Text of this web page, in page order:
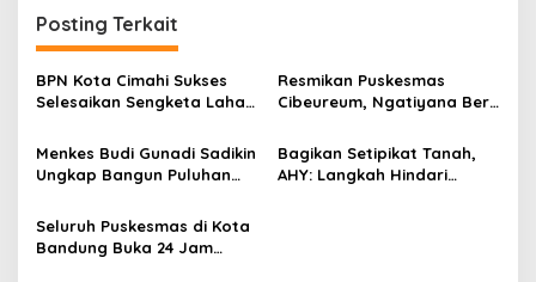
g
a
s
p
o
s
Posting Terkait
BPN Kota Cimahi Sukses
Selesaikan Sengketa Lahan
Sepakat Berdamai
Resmikan Puskesmas
Cibeureum, Ngatiyana Beri
dan Kontraktor
Menkes Budi Gunadi Sadikin
Ungkap Bangun Puluhan
Terpencil Indonesia
Bagikan Setipikat Tanah,
AHY: Langkah Hindari
Seluruh Puskesmas di Kota
Bandung Buka 24 Jam